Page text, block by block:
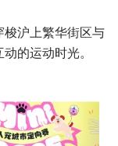
沪上繁华街区与
的运动时光。